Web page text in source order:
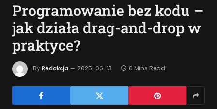
Programowanie bez kodu –
jak działa drag-and-drop w
praktyce?
ByRedakcja 2025-06-13 6 Mins Read